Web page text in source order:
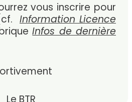
vous inscrire pour
Information Licence
Infos de dernière